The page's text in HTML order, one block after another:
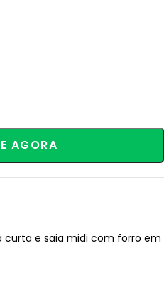
AGORA
e saia midi com forro em